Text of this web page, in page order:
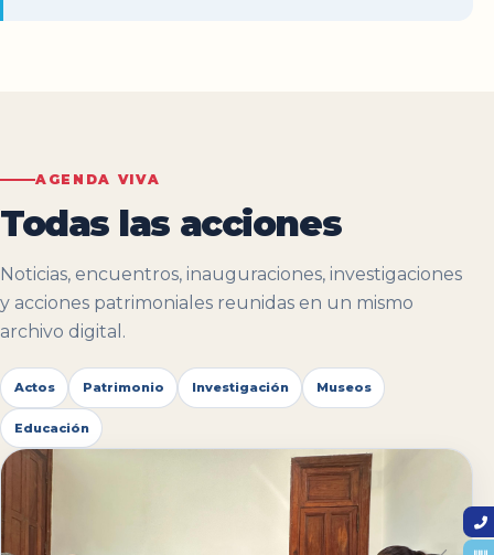
AGENDA VIVA
Todas las acciones
Noticias, encuentros, inauguraciones, investigaciones
y acciones patrimoniales reunidas en un mismo
archivo digital.
Actos Patrimonio Investigación Museos
Educación